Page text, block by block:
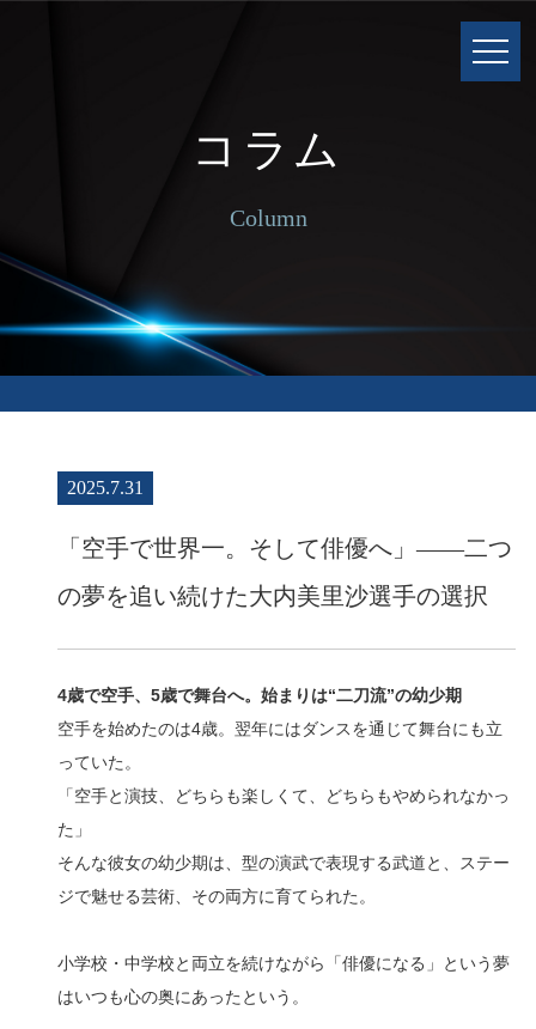
コラム
Column
2025.7.31
「空手で世界一。そして俳優へ」――二つ
の夢を追い続けた大内美里沙選手の選択
4歳で空手、5歳で舞台へ。始まりは“二刀流”の幼少期
空手を始めたのは4歳。翌年にはダンスを通じて舞台にも立
っていた。
「空手と演技、どちらも楽しくて、どちらもやめられなかっ
た」
そんな彼女の幼少期は、型の演武で表現する武道と、ステー
ジで魅せる芸術、その両方に育てられた。
小学校・中学校と両立を続けながら「俳優になる」という夢
はいつも心の奥にあったという。